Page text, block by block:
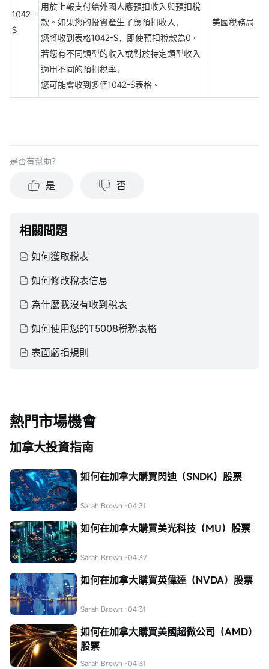
1042-
S
用於上報支付給外國人應預扣收入與預扣稅
款。如果您的投資產生了應預扣收入，
您將收到表格1042-S，即使預扣稅款為0。
若您有不同類型的收入或對於特定類型收入
適用不同的預扣稅率，
您可能會收到多個1042-S表格。
美國稅務局
是否有幫助？
是 否
相關問題
如何獲取税表
如何修改稅表信息
為什麼我沒有收到稅表
如何使用您的T5008税務表格
表面虧損規則
熱門市場機會
加拿大投資指南
如何在加拿大購買閃迪（SNDK）股票
Sarah Brown ·04:31
如何在加拿大購買美光科技（MU）股票
Sarah Brown ·04:32
如何在加拿大購買英偉達（NVDA）股票
Sarah Brown ·04:31
如何在加拿大購買美國超微公司（AMD）
股票
Sarah Brown ·04:31